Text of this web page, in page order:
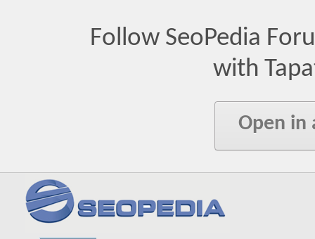
Follow SeoPedia
with
Open in